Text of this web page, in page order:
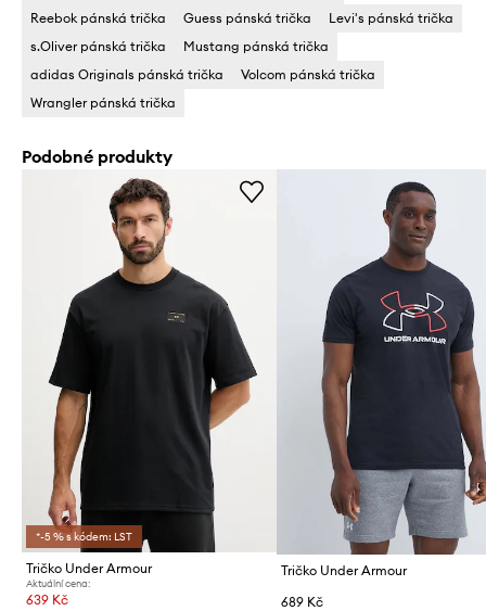
Reebok pánská trička
Guess pánská trička
Levi's pánská trička
s.Oliver pánská trička
Mustang pánská trička
adidas Originals pánská trička
Volcom pánská trička
Wrangler pánská trička
Podobné produkty
*-5 % s kódem: LST
Tričko Under Armour
Aktuální cena:
639 Kč
Tričko Under Armour
689 Kč